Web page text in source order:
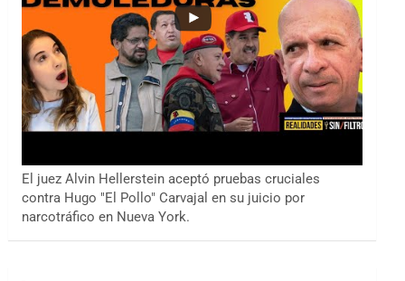
El juez Alvin Hellerstein aceptó pruebas cruciales
contra Hugo "El Pollo" Carvajal en su juicio por
narcotráfico en Nueva York.